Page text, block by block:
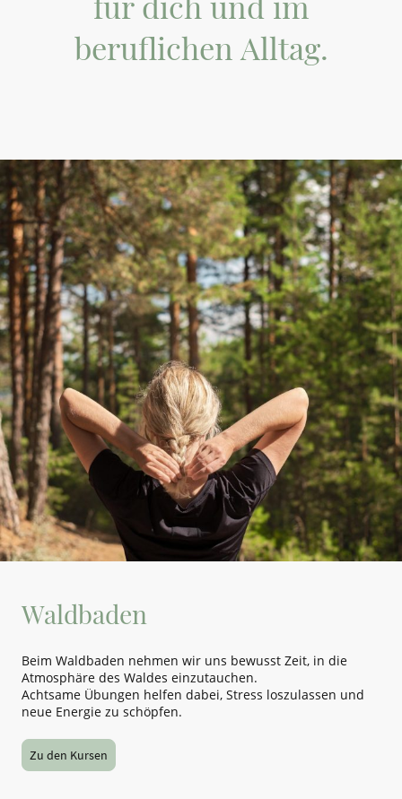
beruflichen Alltag.
Waldbaden
Beim Waldbaden nehmen wir uns bewusst Zeit, in die
Atmosphäre des Waldes einzutauchen.
Achtsame Übungen helfen dabei, Stress loszulassen und
neue Energie zu schöpfen.
Zu den Kursen